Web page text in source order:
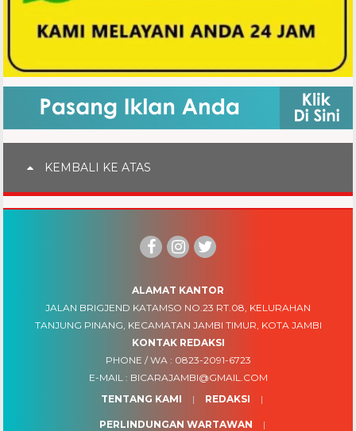
KEMBALI KE ATAS
ALAMAT KANTOR
JALAN BRIGJEND KATAMSO NO.23 RT.08, KELURAHAN
TANJUNG PINANG, KECAMATAN JAMBI TIMUR, KOTA JAMBI
KONTAK REDAKSI
PHONE / WA : 0823-2091-6723
E-MAIL : BICARAJAMBI@GMAIL.COM
TENTANG KAMI
REDAKSI
PERLINDUNGAN WARTAWAN